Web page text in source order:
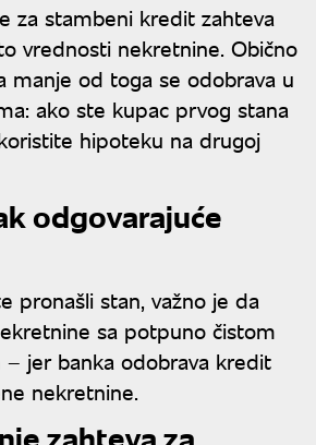
za stambeni kredit zahteva
vrednosti nekretnine. Obično
manje od toga se odobrava u
ako ste kupac prvog stana
hipoteku na drugoj
odgovarajuće
pronašli stan, važno je da
sa potpuno čistom
jer banka odobrava kredit
nekretnine.